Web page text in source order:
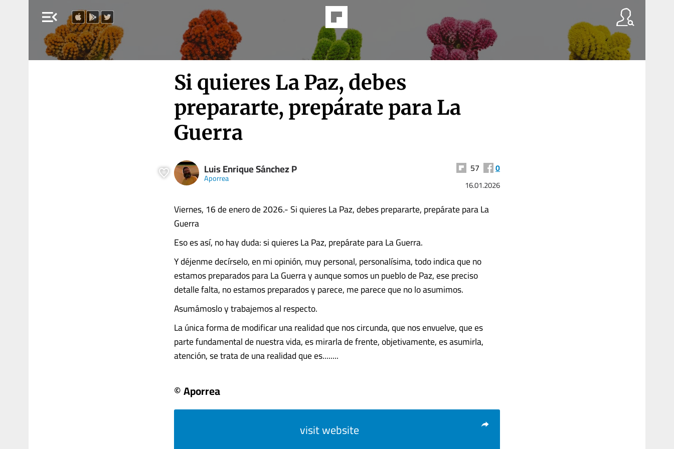
menu_open
Si quieres La Paz, debes
prepararte, prepárate para La
Guerra
Luis Enrique Sánchez P
Aporrea
57 0
16.01.2026
Viernes, 16 de enero de 2026.- Si quieres La Paz, debes prepararte, prepárate para La
Guerra
Eso es así, no hay duda: si quieres La Paz, prepárate para La Guerra.
Y déjenme decírselo, en mi opinión, muy personal, personalísima, todo indica que no
estamos preparados para La Guerra y aunque somos un pueblo de Paz, ese preciso
detalle falta, no estamos preparados y parece, me parece que no lo asumimos.
Asumámoslo y trabajemos al respecto.
La única forma de modificar una realidad que nos circunda, que nos envuelve, que es
parte fundamental de nuestra vida, es mirarla de frente, objetivamente, es asumirla,
atención, se trata de una realidad que es........
© Aporrea
visit website